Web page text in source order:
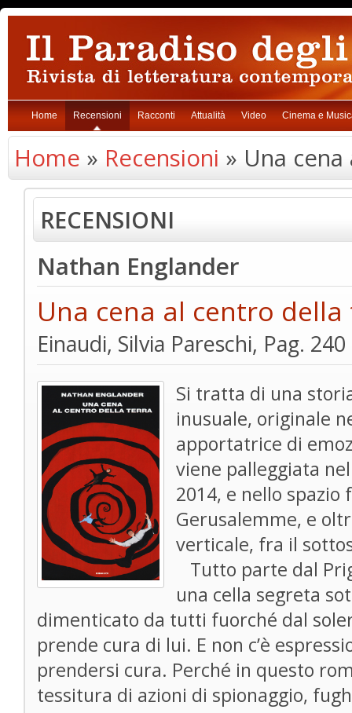
Home Recensioni Racconti Attualità Video Cinema e
Home » Recensioni » Una
RECENSIONI
Nathan Englander
Una cena al centro
Einaudi, Silvia Pareschi, Pag.
Si tratta di una
inusuale, originale
apportatrice di
viene palleggiata
2014, e nello spazio
Gerusalemme, e
verticale, fra il
Tutto parte dal
una cella segreta
dimenticato da tutti fuorché dal
prende cura di lui. E non c’è
prendersi cura. Perché in questo
tessitura di azioni di spionaggio,